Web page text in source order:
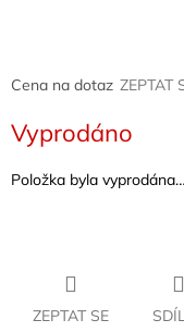
Cena na dotaz ZEPTAT
Vyprodáno
Položka byla vyprodána…
ZEPTAT SE